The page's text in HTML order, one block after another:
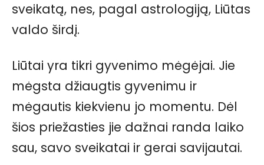
sveikatą, nes, pagal astrologiją, Liūtas
valdo širdį.
Liūtai yra tikri gyvenimo mėgėjai. Jie
mėgsta džiaugtis gyvenimu ir
mėgautis kiekvienu jo momentu. Dėl
šios priežasties jie dažnai randa laiko
sau, savo sveikatai ir gerai savijautai.